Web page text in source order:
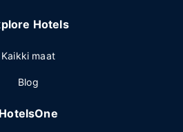
Hotels
Kaikki maat
Blog
HotelsOne